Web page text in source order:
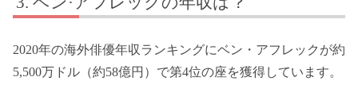
2020年の海外俳優年収ランキングにベン・アフレックが約
5,500万ドル（約58億円）で第4位の座を獲得しています。